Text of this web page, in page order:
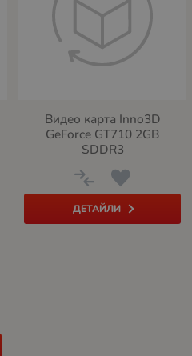
Видео карта Inno3D
GeForce GT710 2GB
SDDR3
ДЕТАЙЛИ